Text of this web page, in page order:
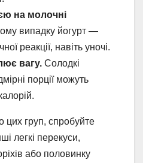
на молочні
випадку йогурт —
реакції, навіть уночі.
вагу. Солодкі
порції можуть
груп, спробуйте
легкі перекуси,
або половинку